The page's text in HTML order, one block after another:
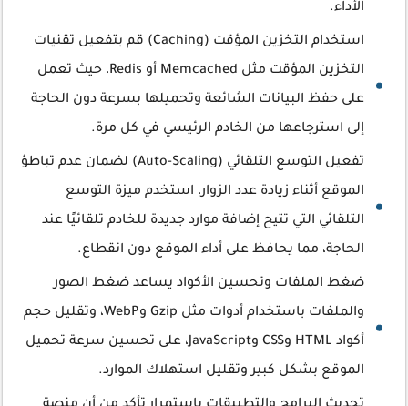
الأداء.
استخدام التخزين المؤقت (Caching) قم بتفعيل تقنيات
التخزين المؤقت مثل Memcached أو Redis، حيث تعمل
على حفظ البيانات الشائعة وتحميلها بسرعة دون الحاجة
إلى استرجاعها من الخادم الرئيسي في كل مرة.
تفعيل التوسع التلقائي (Auto-Scaling) لضمان عدم تباطؤ
الموقع أثناء زيادة عدد الزوار، استخدم ميزة التوسع
التلقائي التي تتيح إضافة موارد جديدة للخادم تلقائيًا عند
الحاجة، مما يحافظ على أداء الموقع دون انقطاع.
ضغط الملفات وتحسين الأكواد يساعد ضغط الصور
والملفات باستخدام أدوات مثل Gzip وWebP، وتقليل حجم
أكواد HTML وCSS وJavaScript، على تحسين سرعة تحميل
الموقع بشكل كبير وتقليل استهلاك الموارد.